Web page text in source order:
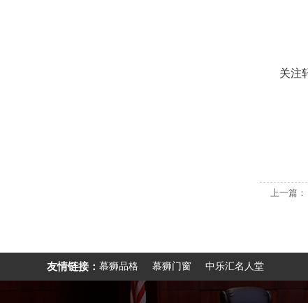
关注
上一篇：
友情链接： 慕狮品格 慕狮门窗 中乐汇名人堂